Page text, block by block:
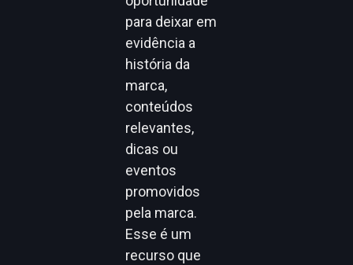
para deixar em
evidência a
história da
marca,
conteúdos
relevantes,
dicas ou
eventos
promovidos
pela marca.
Esse é um
recurso que